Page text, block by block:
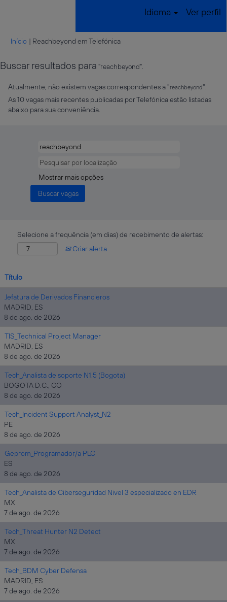
Idioma Ver perfil
Início | Reachbeyond em Telefónica(página
Buscar resultados para "reachbeyond".
Atualmente, não existem vagas correspondentes a "reachbeyond".
As 10 vagas mais recentes publicadas por Telefónica estão listadas
abaixo para sua conveniência.
Mostrar mais opções
Selecione a frequência (em dias) de recebimento de alertas:
Criar alerta
Título
Jefatura de Derivados Financieros
MADRID, ES
8 de ago. de 2026
TIS_Technical Project Manager
MADRID, ES
8 de ago. de 2026
Tech_Analista de soporte N1.5 (Bogota)
BOGOTA D.C., CO
8 de ago. de 2026
Tech_Incident Support Analyst_N2
PE
8 de ago. de 2026
Geprom_Programador/a PLC
ES
8 de ago. de 2026
Tech_Analista de Ciberseguridad Nivel 3 especializado en EDR
MX
7 de ago. de 2026
Tech_Threat Hunter N2 Detect
MX
7 de ago. de 2026
Tech_BDM Cyber Defensa
MADRID, ES
7 de ago. de 2026